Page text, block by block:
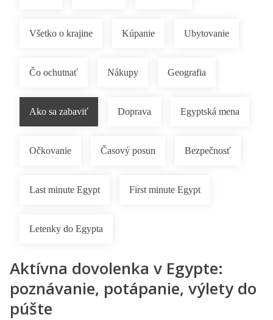
Všetko o krajine Kúpanie Ubytovanie
Čo ochutnať Nákupy Geografia
Ako sa zabaviť Doprava Egyptská mena
Očkovanie Časový posun Bezpečnosť
Last minute Egypt First minute Egypt
Letenky do Egypta
Aktívna dovolenka v Egypte:
poznávanie, potápanie, výlety do
púšte